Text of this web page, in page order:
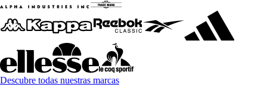
Descubre todas nuestras marcas